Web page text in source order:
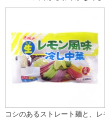
コシのあるストレート麺と、